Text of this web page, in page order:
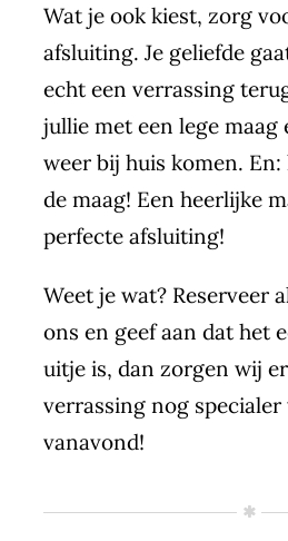
Wat je ook kiest, zorg
afsluiting. Je geliefde
echt een verrassing
jullie met een lege maag
weer bij huis komen.
de maag! Een heerlijke
perfecte afsluiting!
Weet je wat? Reserveer
ons en geef aan dat het
uitje is, dan zorgen wij
verrassing nog
vanavond!